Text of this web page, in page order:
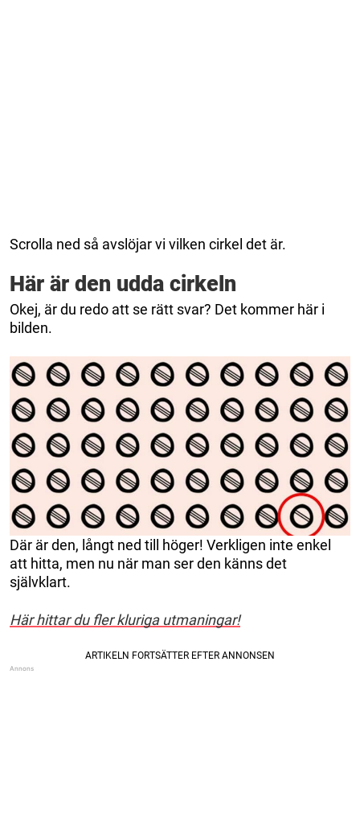
Scrolla ned så avslöjar vi vilken cirkel det är.
Här är den udda cirkeln
Okej, är du redo att se rätt svar? Det kommer här i
bilden.
Där är den, långt ned till höger! Verkligen inte enkel
att hitta, men nu när man ser den känns det
självklart.
Här hittar du fler kluriga utmaningar!